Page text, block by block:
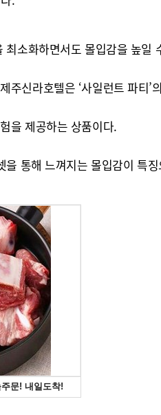
소화하면서도 몰입감을 높일
신라호텔은 ‘사일런트 파티
을 제공하는 상품이다.
통해 느껴지는 몰입감이 특